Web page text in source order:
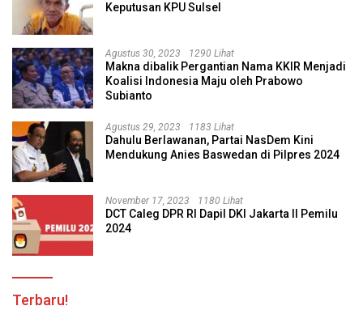
Keputusan KPU Sulsel
Agustus 30, 2023 1290 Lihat
Makna dibalik Pergantian Nama KKIR Menjadi
Koalisi Indonesia Maju oleh Prabowo
Subianto
Agustus 29, 2023 1183 Lihat
Dahulu Berlawanan, Partai NasDem Kini
Mendukung Anies Baswedan di Pilpres 2024
November 17, 2023 1180 Lihat
DCT Caleg DPR RI Dapil DKI Jakarta II Pemilu
2024
Terbaru!